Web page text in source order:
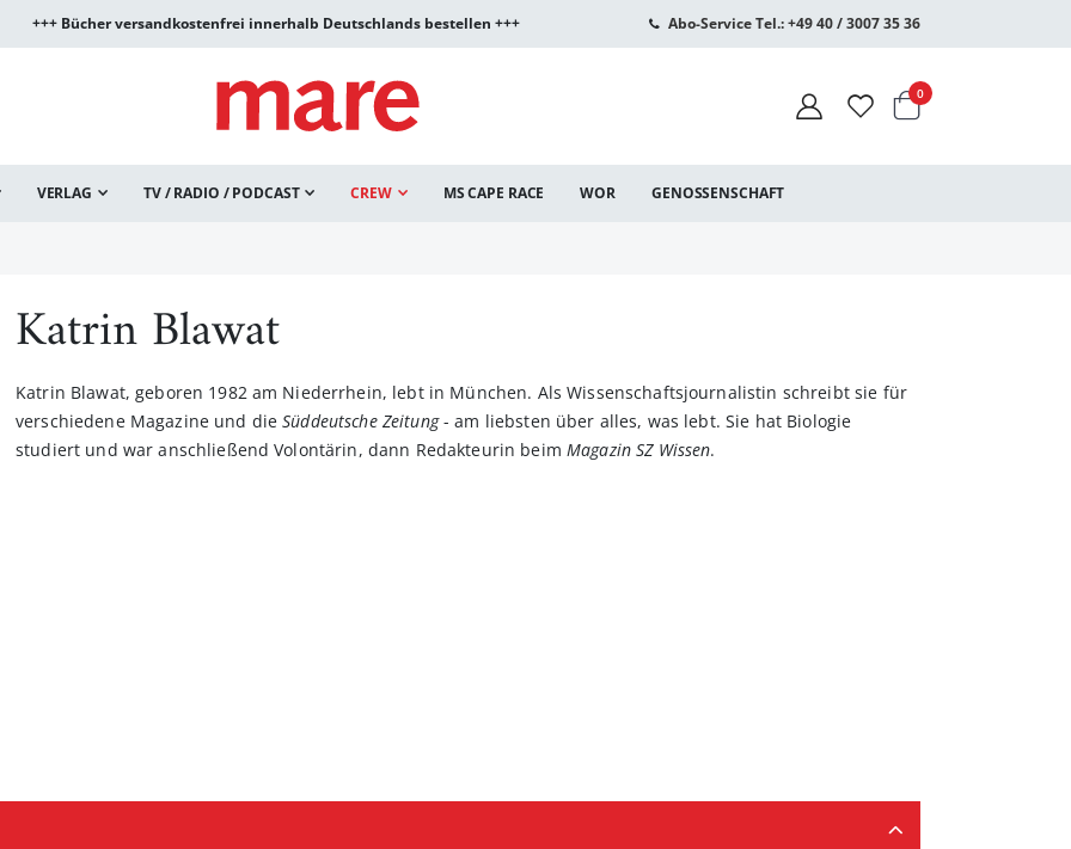
+++ Bücher versandkostenfrei innerhalb Deutschlands bestellen +++ Abo-Service Tel.: +49 40 / 3007 35 36
Warenkorb
0Artikel
VERLAG TV / RADIO / PODCAST CREW MS CAPE RACE WOR GENOSSENSCHAFT
Katrin Blawat
Katrin Blawat, geboren 1982 am Niederrhein, lebt in München. Als Wissenschaftsjournalistin schreibt sie für
verschiedene Magazine und dieSüddeutsche Zeitung- am liebsten über alles, was lebt. Sie hat Biologie
studiert und war anschließend Volontärin, dann Redakteurin beim Magazin SZ Wissen.